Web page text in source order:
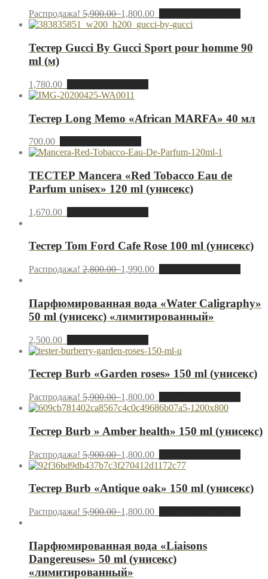
Распродажа! 5,900.001,800.00
Тестер Gucci By Gucci Sport pour homme 90
ml (м)
1,780.00
Тестер Long Memo «African MARFA» 40 мл
700.00
ТЕСТЕР Mancera «Red Tobacco Eau de
Parfum unisex» 120 ml (унисекс)
1,670.00
Тестер Tom Ford Cafe Rose 100 ml (унисекс)
Распродажа! 2,800.001,990.00
Парфюмированная вода «Water Caligraphy»
50 ml (унисекс) «лимитированный»
2,500.00
Тестер Burb «Garden roses» 150 ml (унисекс)
Распродажа! 5,900.001,800.00
Тестер Burb » Amber health» 150 ml (унисекс)
Распродажа! 5,900.001,800.00
Тестер Burb «Antique oak» 150 ml (унисекс)
Распродажа! 5,900.001,800.00
Парфюмированная вода «Liaisons
Dangereuses» 50 ml (унисекс)
«лимитированный»